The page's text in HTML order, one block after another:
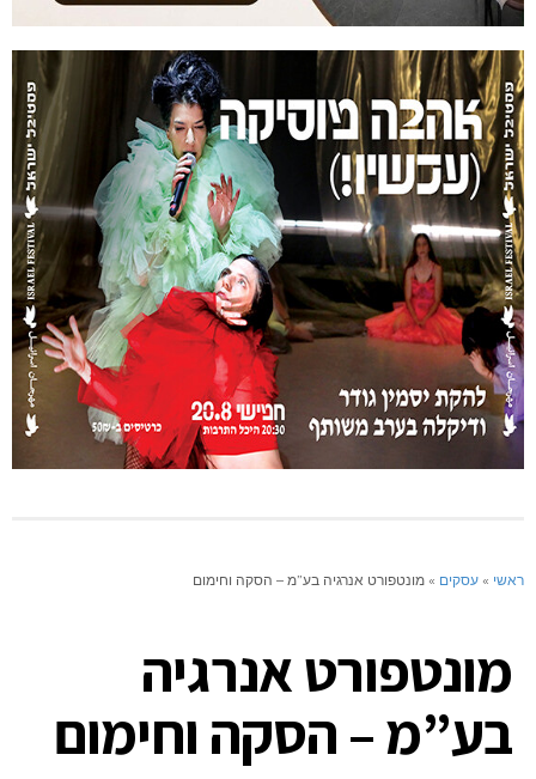
ראשי » עסקים » מונטפורט אנרגיה בע”מ – הסקה וחימום
מונטפורט אנרגיה
בע”מ – הסקה וחימום